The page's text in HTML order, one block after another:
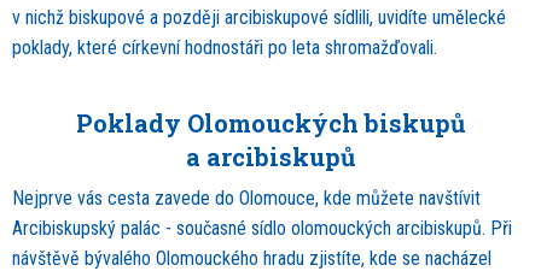
v nichž biskupové a později arcibiskupové sídlili, uvidíte umělecké
poklady, které církevní hodnostáři po leta shromažďovali.
Poklady Olomouckých biskupů
a arcibiskupů
Nejprve vás cesta zavede do Olomouce, kde můžete navštívit
Arcibiskupský palác - současné sídlo olomouckých arcibiskupů. Při
návštěvě bývalého Olomouckého hradu zjistíte, kde se nacházel